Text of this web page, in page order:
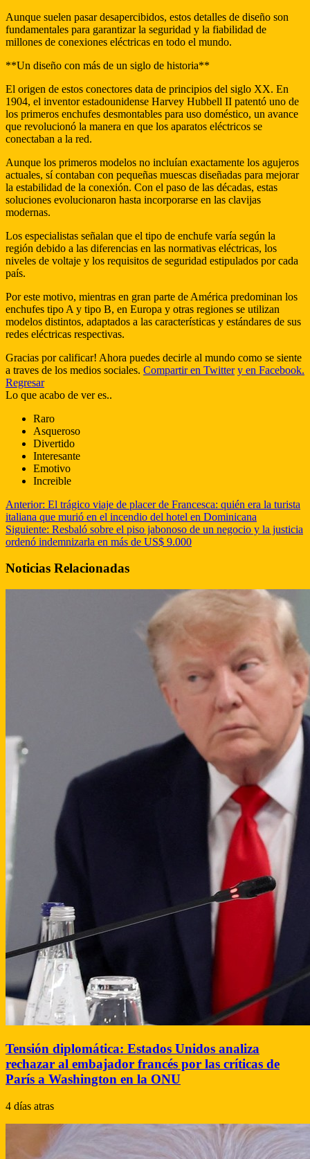
Aunque suelen pasar desapercibidos, estos detalles de diseño son
fundamentales para garantizar la seguridad y la fiabilidad de
millones de conexiones eléctricas en todo el mundo.
**Un diseño con más de un siglo de historia**
El origen de estos conectores data de principios del siglo XX. En
1904, el inventor estadounidense Harvey Hubbell II patentó uno de
los primeros enchufes desmontables para uso doméstico, un avance
que revolucionó la manera en que los aparatos eléctricos se
conectaban a la red.
Aunque los primeros modelos no incluían exactamente los agujeros
actuales, sí contaban con pequeñas muescas diseñadas para mejorar
la estabilidad de la conexión. Con el paso de las décadas, estas
soluciones evolucionaron hasta incorporarse en las clavijas
modernas.
Los especialistas señalan que el tipo de enchufe varía según la
región debido a las diferencias en las normativas eléctricas, los
niveles de voltaje y los requisitos de seguridad estipulados por cada
país.
Por este motivo, mientras en gran parte de América predominan los
enchufes tipo A y tipo B, en Europa y otras regiones se utilizan
modelos distintos, adaptados a las características y estándares de sus
redes eléctricas respectivas.
Gracias por calificar! Ahora puedes decirle al mundo como se siente
a traves de los medios sociales. Compartir en Twitter y en Facebook.
Regresar
Lo que acabo de ver es..
Raro
Asqueroso
Divertido
Interesante
Emotivo
Increible
Anterior: El trágico viaje de placer de Francesca: quién era la turista
italiana que murió en el incendio del hotel en Dominicana
Siguiente: Resbaló sobre el piso jabonoso de un negocio y la justicia
ordenó indemnizarla en más de US$ 9.000
Noticias Relacionadas
Tensión diplomática: Estados Unidos analiza
rechazar al embajador francés por las críticas de
París a Washington en la ONU
4 días atras